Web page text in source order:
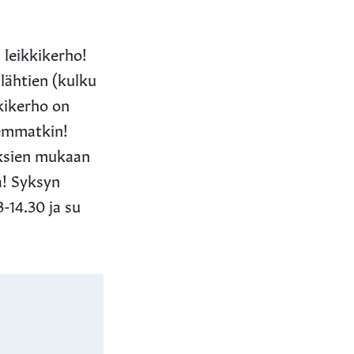
leikkikerho!
(kulku
on
mukaan
Syksyn
14.30 ja su